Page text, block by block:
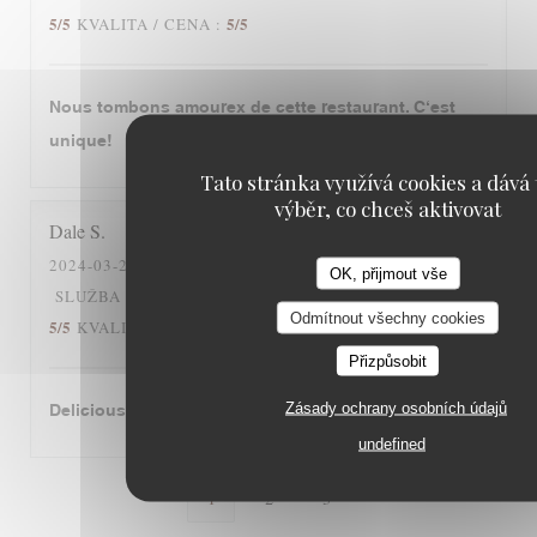
Tato stránka využívá cookies a dává
výběr, co chceš aktivovat
OK, přijmout vše
Odmítnout všechny cookies
Přizpůsobit
Zásady ochrany osobních údajů
undefined
5/5 KVALITA / CENA : 5/5
Nous tombons amourex de cette restaurant. C‘est
unique!
Dale S
2024-03-26
SLUŽBA
5/5 KUCHYNĚ:
5/5 KVALITA / CENA
Delicious cassoulet!
1 2 3